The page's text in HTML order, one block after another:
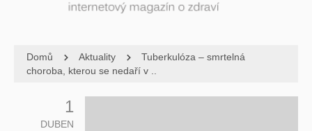
Domů Aktuality
Tuberkulóza – smrtelná
choroba, kterou se nedaří v ..
1
DUBEN